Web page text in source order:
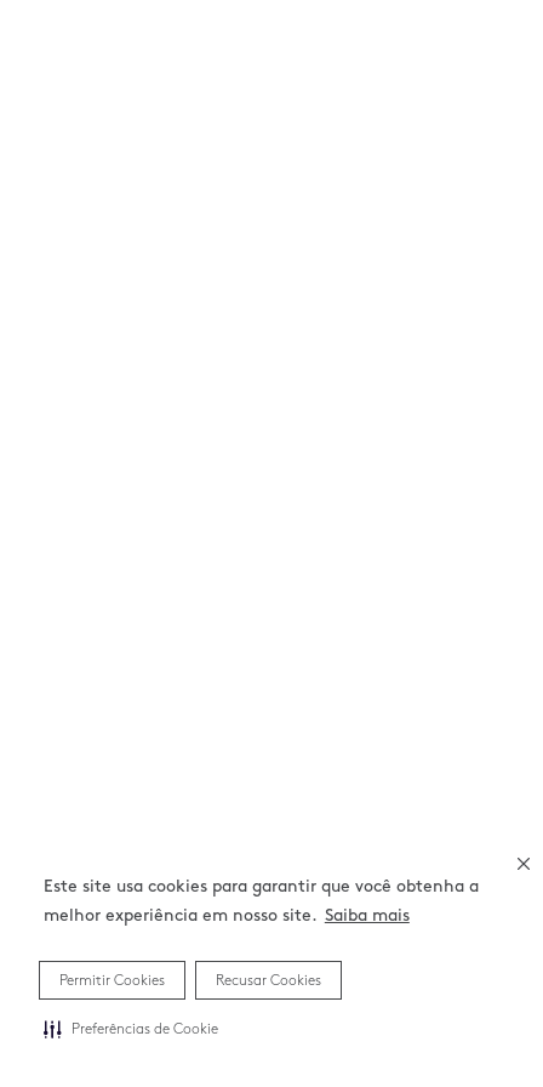
Este site usa cookies para garantir que você obtenha a
melhor experiência em nosso site. Saiba mais
Permitir Cookies Recusar Cookies
Preferências de Cookie